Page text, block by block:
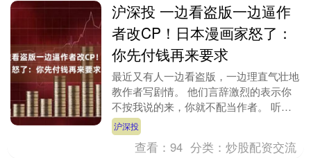
沪深投 一边看盗版一边逼作
者改CP！日本漫画家怒了：
你先付钱再来要求
最近又有人一边看盗版，一边理直气壮地
教作者写剧情。 他们言辞激烈的表示你
不按我说的来，你就不配当作者。 听着
就离谱，但这事是真的。 事情的主角，
是漫画《想让败犬....
沪深投
查看：94 分类：炒股配资交流